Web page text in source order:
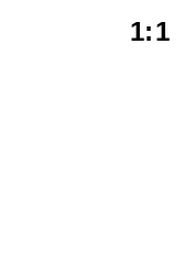
1:1